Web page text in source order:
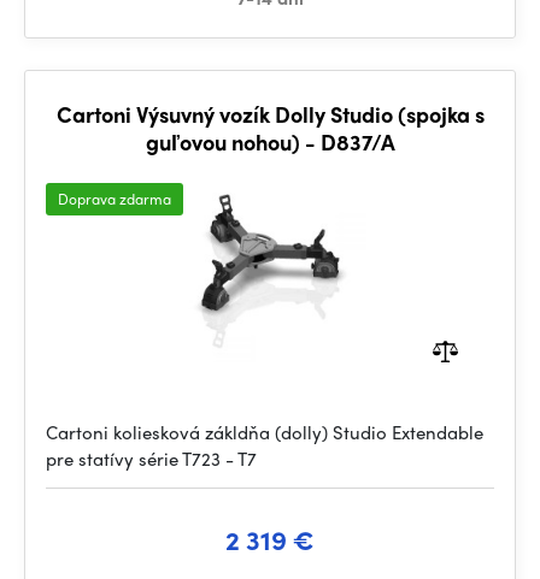
Cartoni Výsuvný vozík Dolly Studio (spojka s
guľovou nohou) - D837/A
Doprava zdarma
Cartoni koliesková zákldňa (dolly) Studio Extendable
pre statívy série T723 - T7
2 319 €